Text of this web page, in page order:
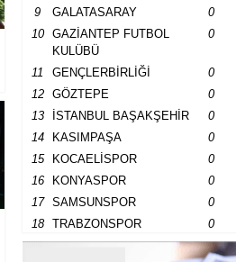
9
GALATASARAY 0
10
GAZİANTEP FUTBOL
KULÜBÜ
0
11 GENÇLERBİRLİĞİ 0
12
GÖZTEPE 0
13
İSTANBUL BAŞAKŞEHİR 0
14
KASIMPAŞA 0
15
KOCAELİSPOR 0
16
KONYASPOR 0
17
SAMSUNSPOR 0
18
TRABZONSPOR 0